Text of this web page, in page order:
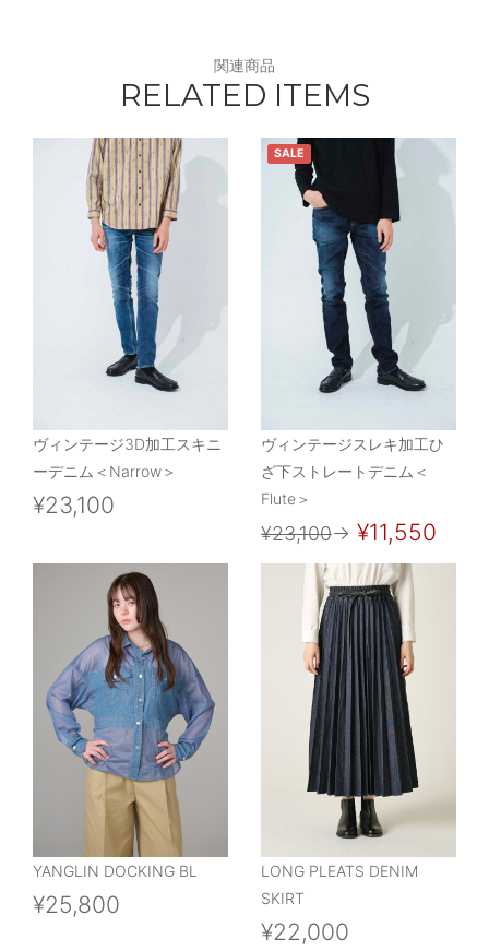
関連商品
RELATED ITEMS
ヴィンテージ3D加工スキニ
ーデニム＜Narrow＞
¥23,100
SALE
ヴィンテージスレキ加工ひ
ざ下ストレートデニム＜
Flute＞
¥23,100→ ¥11,550
YANGLIN DOCKING BL
¥25,800
LONG PLEATS DENIM
SKIRT
¥22,000